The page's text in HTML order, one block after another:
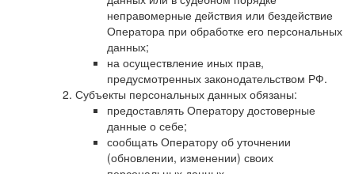
неправомерные действия или бездействие
Оператора при обработке его персональных
данных;
на осуществление иных прав,
предусмотренных законодательством РФ.
Субъекты персональных данных обязаны:
предоставлять Оператору достоверные
данные о себе;
сообщать Оператору об уточнении
(обновлении, изменении) своих